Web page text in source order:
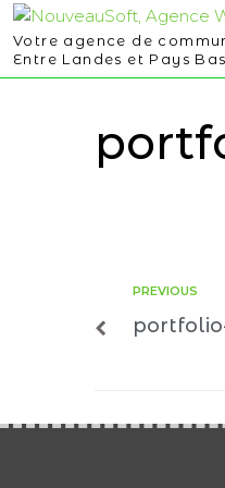
Votre agence de
Entre Landes et Pays
PREVIOUS